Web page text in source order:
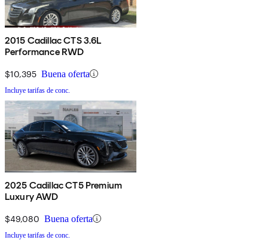
2015 Cadillac CTS 3.6L
Performance RWD
$10,395 Buena oferta
Incluye tarifas de conc.
2025 Cadillac CT5 Premium
Luxury AWD
$49,080 Buena oferta
Incluye tarifas de conc.